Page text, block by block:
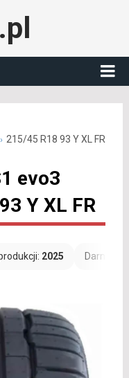
215/45 R18 93 Y XL FR
evo3
Y XL FR
2025